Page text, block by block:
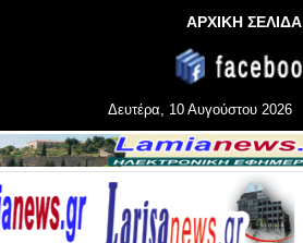
ΑΡΧΙΚΗ ΣΕΛΙΔΑ
Δευτέρα, 10 Αυγούστου 2026